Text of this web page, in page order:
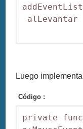
alLevantar
Luego
Código :
private